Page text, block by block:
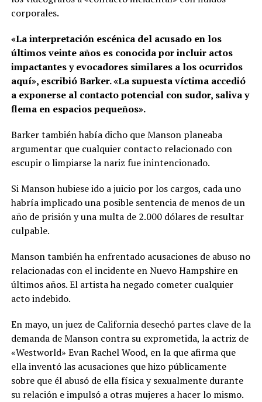
corporales.
«La interpretación escénica del acusado en los
últimos veinte años es conocida por incluir actos
impactantes y evocadores similares a los ocurridos
aquí», escribió Barker. «La supuesta víctima accedió
a exponerse al contacto potencial con sudor, saliva y
flema en espacios pequeños».
Barker también había dicho que Manson planeaba
argumentar que cualquier contacto relacionado con
escupir o limpiarse la nariz fue inintencionado.
Si Manson hubiese ido a juicio por los cargos, cada uno
habría implicado una posible sentencia de menos de un
año de prisión y una multa de 2.000 dólares de resultar
culpable.
Manson también ha enfrentado acusaciones de abuso no
relacionadas con el incidente en Nuevo Hampshire en
últimos años. El artista ha negado cometer cualquier
acto indebido.
En mayo, un juez de California desechó partes clave de la
demanda de Manson contra su exprometida, la actriz de
«Westworld» Evan Rachel Wood, en la que afirma que
ella inventó las acusaciones que hizo públicamente
sobre que él abusó de ella física y sexualmente durante
su relación e impulsó a otras mujeres a hacer lo mismo.